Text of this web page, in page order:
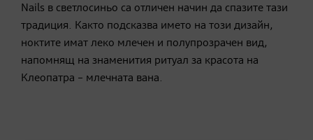
Nails в светлосиньо са отличен начин да спазите тази
традиция. Както подсказва името на този дизайн,
ноктите имат леко млечен и полупрозрачен вид,
напомнящ на знаменития ритуал за красота на
Клеопатра – млечната вана.